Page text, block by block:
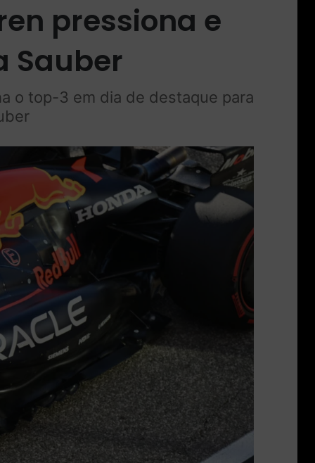
pressiona e
Sauber
o top-3 em dia de destaque para